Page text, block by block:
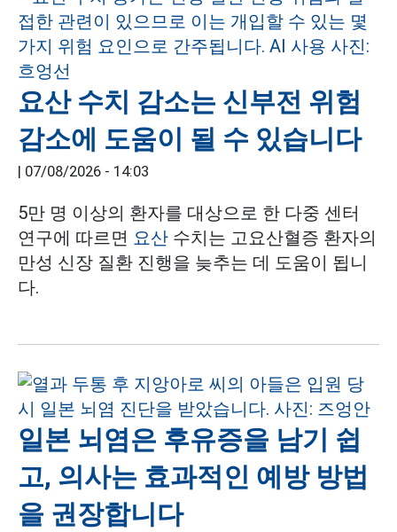
요산 수치 감소는 신부전 위험
감소에 도움이 될 수 있습니다
| 07/08/2026 - 14:03
5만 명 이상의 환자를 대상으로 한 다중 센터
연구에 따르면 요산 수치는 고요산혈증 환자의
만성 신장 질환 진행을 늦추는 데 도움이 됩니
다.
일본 뇌염은 후유증을 남기 쉽
고, 의사는 효과적인 예방 방법
을 권장합니다